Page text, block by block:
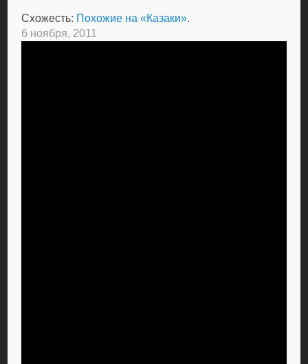
Схожесть: Похожие на «Казаки».
6 ноября, 2011